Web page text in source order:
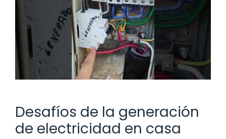
Desafíos de la generación
de electricidad en casa